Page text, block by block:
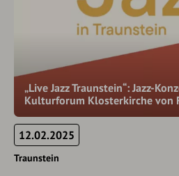
„Live Jazz Traunstein“: Jazz-
Kulturforum Klosterkirche von
12.02.2025
Traunstein